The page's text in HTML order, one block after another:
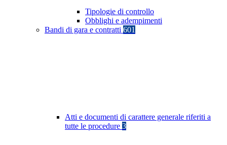
Tipologie di controllo
Obblighi e adempimenti
Bandi di gara e contratti 601
Atti e documenti di carattere generale riferiti a
tutte le procedure 3